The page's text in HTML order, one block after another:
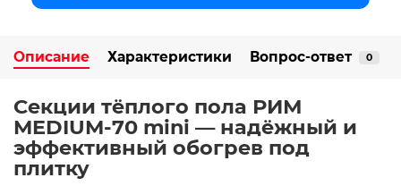
Описание Характеристики Вопрос-ответ 0
Секции тёплого пола РИМ
MEDIUM-70 mini — надёжный и
эффективный обогрев под
плитку